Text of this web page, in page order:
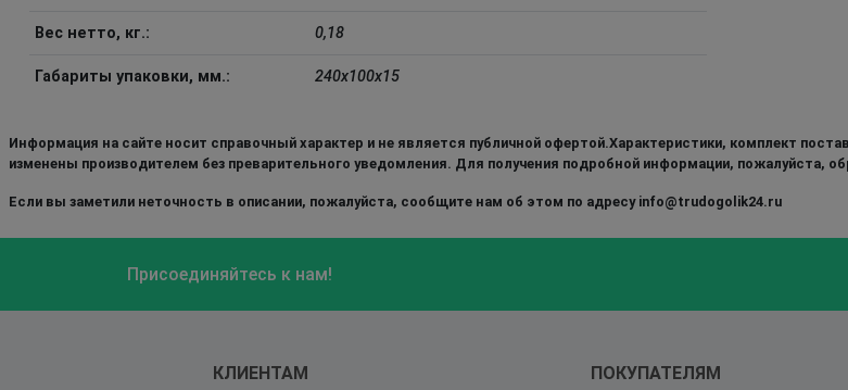
Вес нетто, кг.: 0,18
Габариты упаковки, мм.: 240x100x15
Информация на сайте носит справочный характер и не является публичной офертой.Характеристики, комплект
изменены производителем без преварительного уведомления. Для получения подробной информации, пожалуйста,
Если вы заметили неточность в описании, пожалуйста, сообщите нам об этом по адресу info@trudogolik24.ru
Присоединяйтесь к нам!
КЛИЕНТАМ ПОКУПАТЕЛЯМ